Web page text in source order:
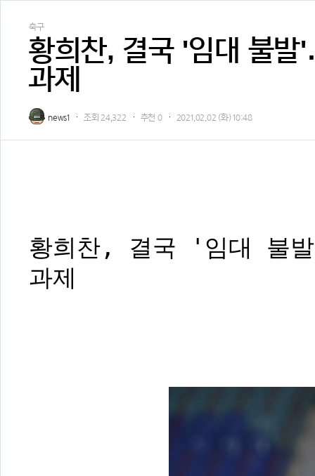
축구
황희찬, 결국 '임대 불
과제
news1 조회24,322 추천 0 2021.02.02 (화) 10:48
황희찬, 결국 '임대 불
과제